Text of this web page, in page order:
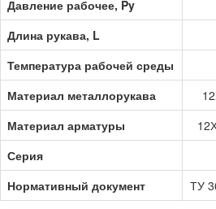
Давление рабочее, Py
Длина рукава, L
Температура рабочей среды
Материал металлорукава
Материал арматуры
Серия
Нормативный документ
ТУ